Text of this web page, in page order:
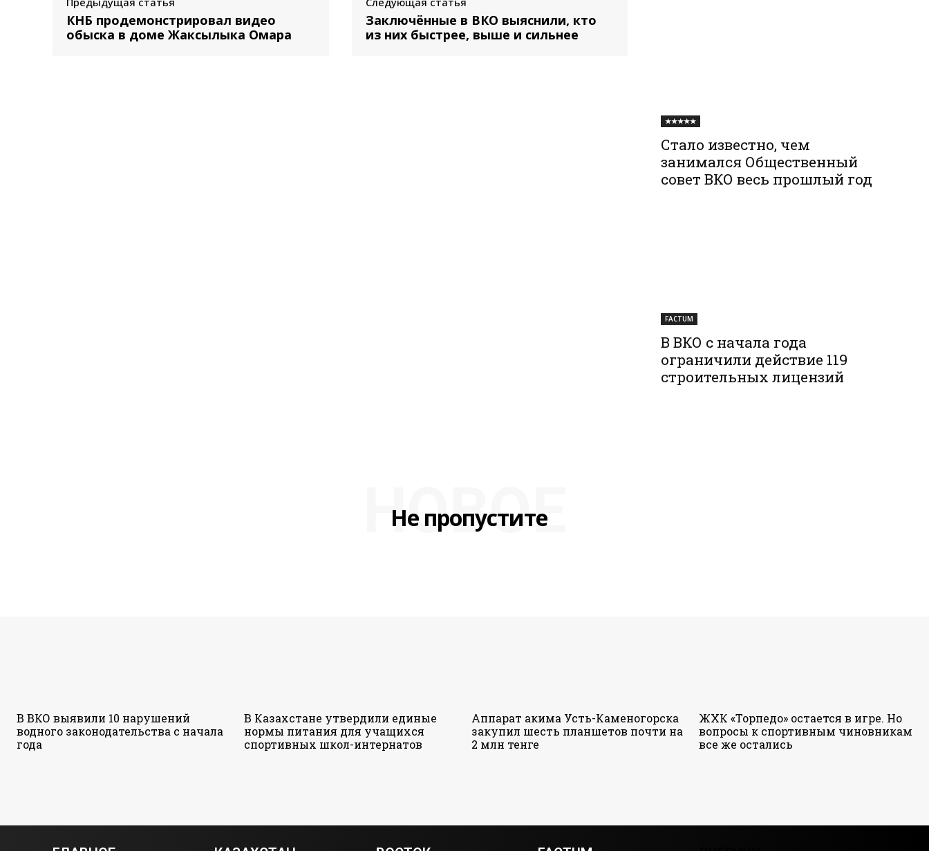
КНБ продемонстрировал видео
обыска в доме Жаксылыка Омара
Заключённые в ВКО выяснили, кто
из них быстрее, выше и сильнее
★★★★★
Стало известно, чем
занимался Общественный
совет ВКО весь прошлый год
FACTUM
В ВКО с начала года
ограничили действие 119
строительных лицензий
Не пропустите
НОВОЕ
В ВКО выявили 10 нарушений
водного законодательства с начала
года
В Казахстане утвердили единые
нормы питания для учащихся
спортивных школ-интернатов
Аппарат акима Усть-Каменогорска
закупил шесть планшетов почти на
2 млн тенге
ЖХК «Торпедо» остается в игре. Но
вопросы к спортивным чиновникам
все же остались